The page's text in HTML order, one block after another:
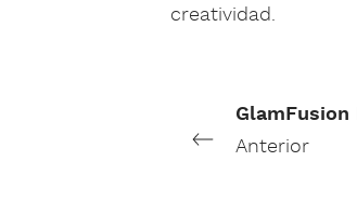
creatividad.
Anterior